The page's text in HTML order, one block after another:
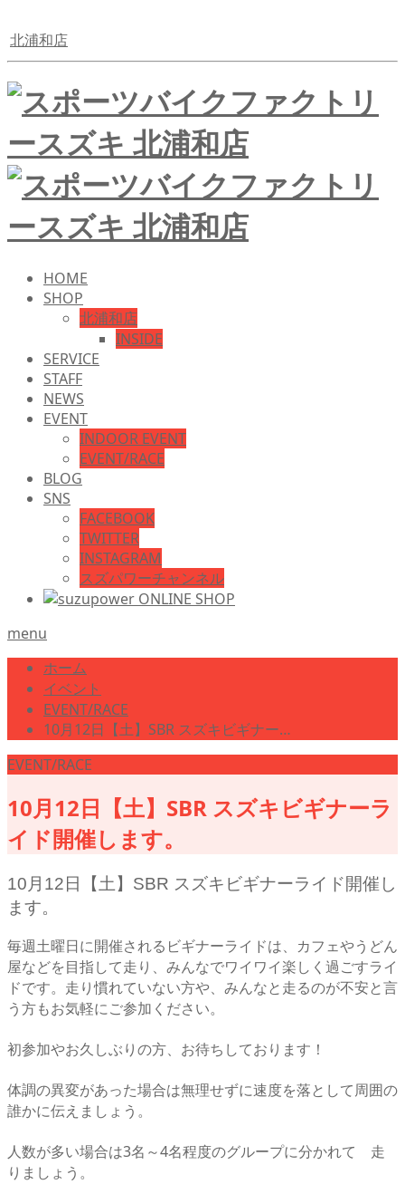
北浦和店
HOME
SHOP
北浦和店
INSIDE
SERVICE
STAFF
NEWS
EVENT
INDOOR EVENT
EVENT/RACE
BLOG
SNS
FACEBOOK
TWITTER
INSTAGRAM
スズパワーチャンネル
menu
ホーム
イベント
EVENT/RACE
10月12日【土】SBR スズキビギナー…
EVENT/RACE
10月12日【土】SBR スズキビギナーラ
イド開催します。
10月12日【土】SBR スズキビギナーライド開催し
ます。
毎週土曜日に開催されるビギナーライドは、カフェやうどん
屋などを目指して走り、みんなでワイワイ楽しく過ごすライ
ドです。走り慣れていない方や、みんなと走るのが不安と言
う方もお気軽にご参加ください。
初参加やお久しぶりの方、お待ちしております！
体調の異変があった場合は無理せずに速度を落として周囲の
誰かに伝えましょう。
人数が多い場合は3名～4名程度のグループに分かれて 走
りましょう。